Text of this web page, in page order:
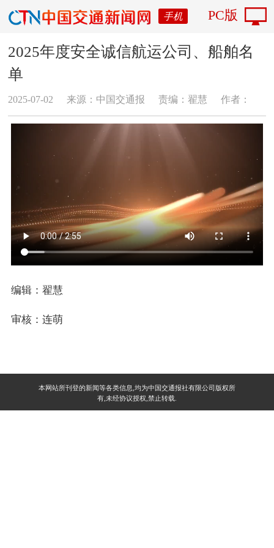
手机 PC版
2025年度安全诚信航运公司、船舶名
单
2025-07-02 来源：中国交通报 责编：翟慧 作者：
编辑：翟慧
审核：连萌
本网站所刊登的新闻等各类信息,均为中国交通报社有限公司版权所
有,未经协议授权,禁止转载.